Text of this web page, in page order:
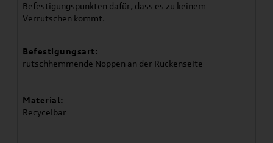
Befestigungspunkten dafür, dass es zu keinem
Verrutschen kommt.
Befestigungsart:
rutschhemmende Noppen an der Rückenseite
Material:
Recycelbar